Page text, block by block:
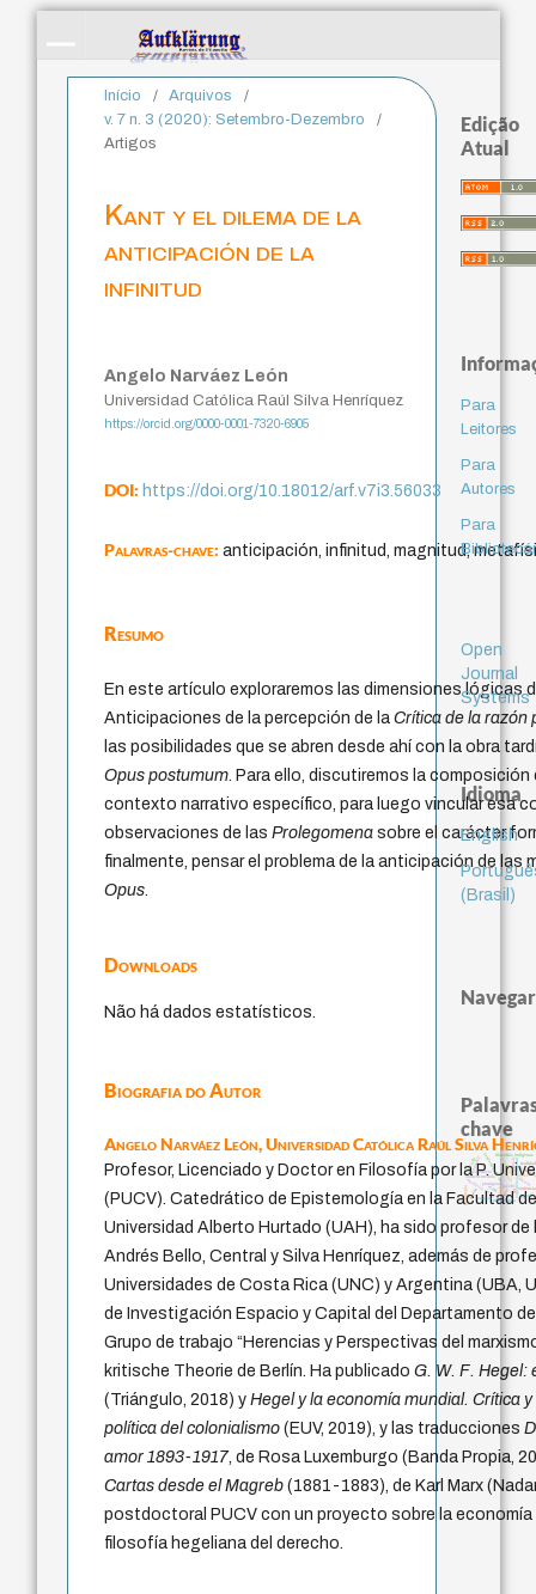
Início / Arquivos
/
v. 7 n. 3 (2020): Setembro-Dezembro
/
Artigos
Kant y el dilema de la
anticipación de la
infinitud
Angelo Narváez León
Universidad Católica Raúl Silva Henríquez
https://orcid.org/0000-0001-7320-6905
DOI:https://doi.org/10.18012/arf.v7i3.56033
Palavras-chave:anticipación, infinitud, magnitud,
Resumo
En este artículo exploraremos las dimensiones lógicas
Anticipaciones de la percepción de laCrítica de la razón
las posibilidades que se abren desde ahí con la obra
Opus postumum. Para ello, discutiremos la
contexto narrativo específico, para luego vincular esa
observaciones de lasProlegomenasobre el carácter
finalmente, pensar el problema de la anticipación de las
Opus.
Downloads
Não há dados estatísticos.
Biografia do Autor
Angelo Narváez León,Universidad Católica Raúl Silva
Profesor, Licenciado y Doctor en Filosofía por la P.
(PUCV). Catedrático de Epistemología en la Facultad
Universidad Alberto Hurtado (UAH), ha sido profesor
Andrés Bello, Central y Silva Henríquez, además de
Universidades de Costa Rica (UNC) y Argentina (UBA,
de Investigación Espacio y Capital del Departamento
Grupo de trabajo “Herencias y Perspectivas del
kritische Theorie de Berlín. Ha publicadoG. W. F. Hegel:
(Triángulo, 2018) yHegel y la economía mundial. Crítica
política del colonialismo (EUV, 2019), y las traducciones
amor 1893-1917, de Rosa Luxemburgo (Banda Propia,
Cartas desde el Magreb (1881-1883), de Karl Marx
postdoctoral PUCV con un proyecto sobre la economía
filosofía hegeliana del derecho.
Edição
Atual
Para
Leitores
Para
Autores
Para
Open
Journal
Systems
Idioma
English
(Brasil)
Navegar
chave
fundamentalismo
jacobi
protágoras experiência temporal
metafísica do tempo
género
idade
intolerância
homem-medida
filosofias indígenas
j.c.m.
palavra
perdón
leyes
violencia
guayaquil
logos
pedagogia lei
desejo
papel da lei
sacrifício
bataille
mind
therapy
animais realidad